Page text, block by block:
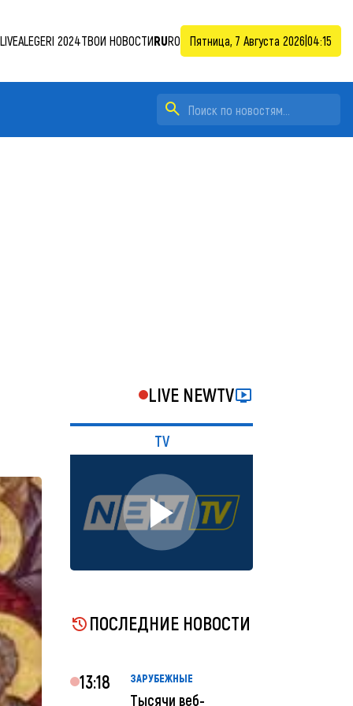
ALEGERI 2024ТВОИ НОВОСТИRURO Пятница, 7 Августа 2026 04:15
LIVE NEWTV
TV
ПОСЛЕДНИЕ НОВОСТИ
13:18 ЗАРУБЕЖНЫЕ
Тысячи веб-